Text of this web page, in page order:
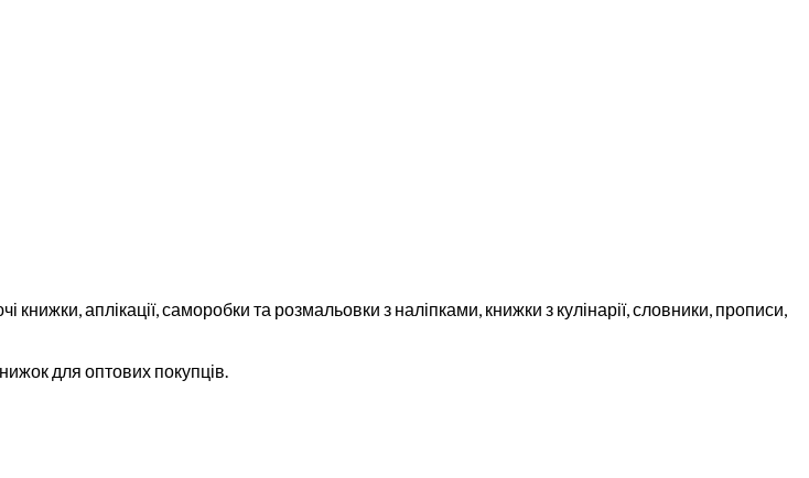
аплікації, саморобки та розмальовки з наліпками, книжки з кулінарії, словники, прописи,
для оптових покупців.